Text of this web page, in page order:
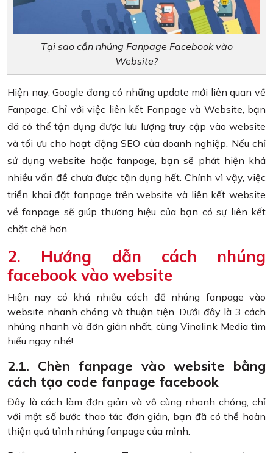
Tại sao cần nhúng Fanpage Facebook vào
Website?
Hiện nay, Google đang có những update mới liên quan về
Fanpage. Chỉ với việc liên kết Fanpage và Website, bạn
đã có thể tận dụng được lưu lượng truy cập vào website
và tối ưu cho hoạt động SEO của doanh nghiệp. Nếu chỉ
sử dụng website hoặc fanpage, bạn sẽ phát hiện khá
nhiều vấn đề chưa được tận dụng hết. Chính vì vậy, việc
triển khai đặt fanpage trên website và liên kết website
về fanpage sẽ giúp thương hiệu của bạn có sự liên kết
chặt chẽ hơn.
2. Hướng dẫn cách nhúng
facebook vào website
Hiện nay có khá nhiều cách để nhúng fanpage vào
website nhanh chóng và thuận tiện. Dưới đây là 3 cách
nhúng nhanh và đơn giản nhất, cùng Vinalink Media tìm
hiểu ngay nhé!
2.1. Chèn fanpage vào website bằng
cách tạo code fanpage facebook
Đây là cách làm đơn giản và vô cùng nhanh chóng, chỉ
với một số bước thao tác đơn giản, bạn đã có thể hoàn
thiện quá trình nhúng fanpage của mình.